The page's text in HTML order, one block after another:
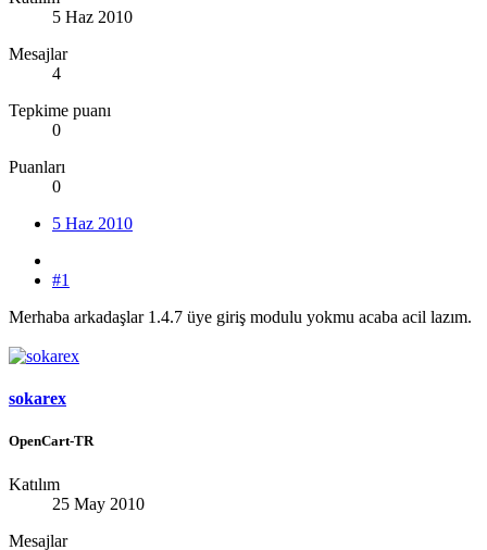
5 Haz 2010
Mesajlar
4
Tepkime puanı
0
Puanları
0
5 Haz 2010
#1
Merhaba arkadaşlar 1.4.7 üye giriş modulu yokmu acaba acil lazım.
sokarex
OpenCart-TR
Katılım
25 May 2010
Mesajlar